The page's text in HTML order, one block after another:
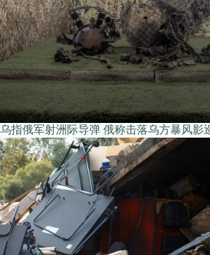
乌指俄军射洲际导弹 俄称击落乌方暴风影